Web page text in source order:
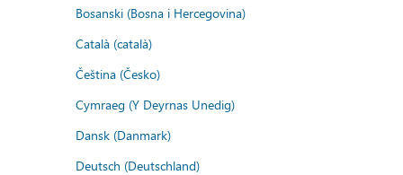
Bosanski (Bosna i Hercegovina)
Català (català)
Čeština (Česko)
Cymraeg (Y Deyrnas Unedig)
Dansk (Danmark)
Deutsch (Deutschland)